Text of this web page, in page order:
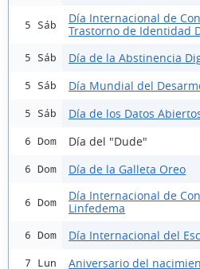
5 Sáb
Día Internacional de
Trastorno de Identidad
5 Sáb Día de la Abstinencia
5 Sáb Día Mundial del
5 Sáb Día de los Datos
6 Dom Día del "Dude"
6 Dom Día de la Galleta Oreo
6 Dom
Día Internacional de
Linfedema
6 Dom Día Internacional del
7 Lun Aniversario del